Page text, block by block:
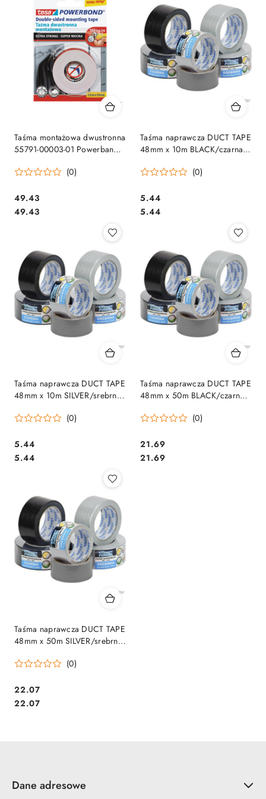
Taśma montażowa dwustronna
55791-00003-01 Powerband
TESA
(0)
Cena:
49.43
Cena:
49.43
Taśma naprawcza DUCT TAPE
48mm x 10m BLACK/czarna
5071
(0)
Cena:
5.44
Cena:
5.44
Taśma naprawcza DUCT TAPE
48mm x 10m SILVER/srebrna
5070
(0)
Cena:
5.44
Cena:
5.44
Taśma naprawcza DUCT TAPE
48mm x 50m BLACK/czarna
5071
(0)
Cena:
21.69
Cena:
21.69
Taśma naprawcza DUCT TAPE
48mm x 50m SILVER/srebrna
5070
(0)
Cena:
22.07
Cena:
22.07
Dane adresowe